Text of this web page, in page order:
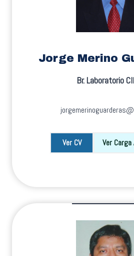
Jorge Merino
Br. Laboratorio
Ver CV Ver Carga